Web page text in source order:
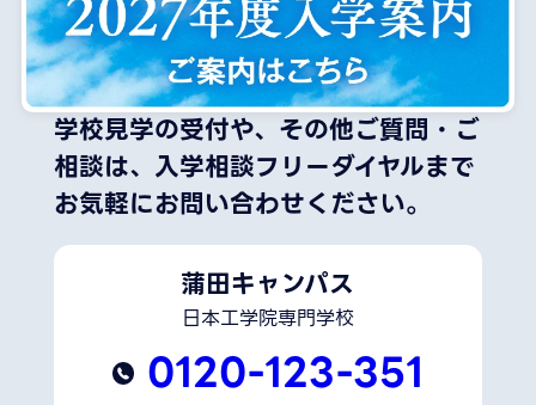
学校見学の受付や、その他ご質問・ご
相談は、 入学相談フリーダイヤルまで
お気軽にお問い合わせください。
蒲田キャンパス
日本工学院専門学校
0120-123-351